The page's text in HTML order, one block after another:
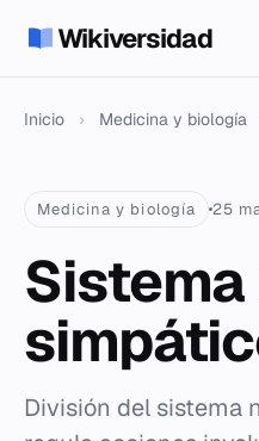
Wikiversidad
Inicio › Medicina y biología
Medicina y biología 25
División del sistema